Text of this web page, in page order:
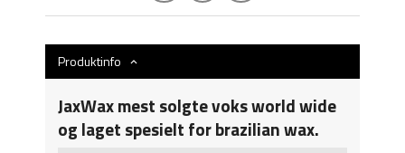
Produktinfo
JaxWax mest solgte voks world wide
og laget spesielt for brazilian wax.